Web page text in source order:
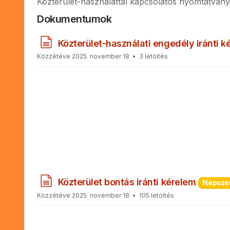
Dokumentumok
d
o
Közterület-használati engedély iránti
Közzétéve 2025. november 18 3 letöltés
d
o
Közterület bontás iránti kérelem
Közzétéve 2025. november 18 105 letöltés